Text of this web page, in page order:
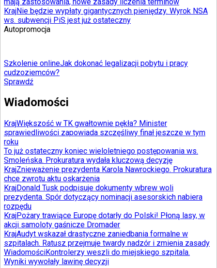
KrajNie będzie wypłaty gigantycznych pieniędzy. Wyrok NSA
ws. subwencji PiS jest już ostateczny
Autopromocja
Szkolenie onlineJak dokonać legalizacji pobytu i pracy
cudzoziemców?
Sprawdź
Wiadomości
KrajWiększość w TK gwałtownie pękła? Minister
sprawiedliwości zapowiada szczęśliwy finał jeszcze w tym
roku
To już ostateczny koniec wieloletniego postępowania ws.
Smoleńska. Prokuratura wydała kluczową decyzję
KrajZnieważenie prezydenta Karola Nawrockiego. Prokuratura
chce zwrotu aktu oskarżenia
KrajDonald Tusk podpisuje dokumenty wbrew woli
prezydenta. Spór dotyczący nominacji asesorskich nabiera
rozpędu
KrajPożary trawiące Europę dotarły do Polski! Płoną lasy, w
akcji samoloty gaśnicze Dromader
KrajAudyt wskazał drastyczne zaniedbania formalne w
szpitalach. Ratusz przejmuje twardy nadzór i zmienia zasady
WiadomościKontrolerzy weszli do miejskiego szpitala.
Wyniki wywołały lawinę decyzji